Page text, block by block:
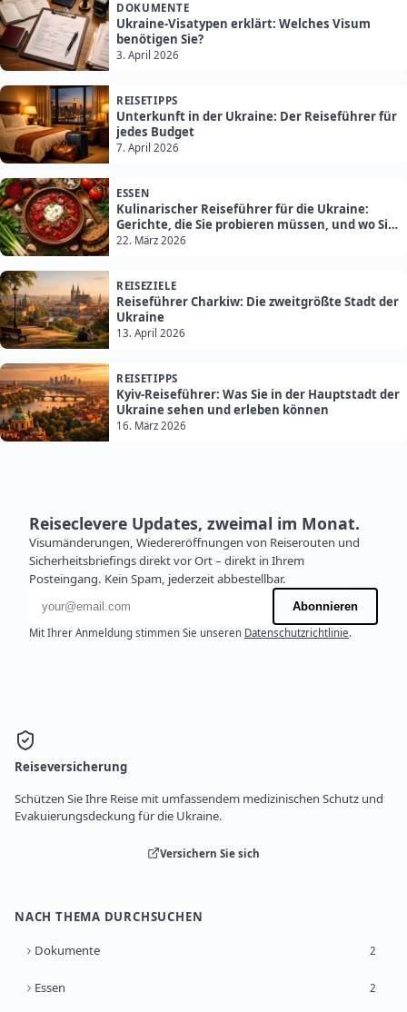
DOKUMENTE
Ukraine-Visatypen erklärt: Welches Visum
benötigen Sie?
3. April 2026
REISETIPPS
Unterkunft in der Ukraine: Der Reiseführer für
jedes Budget
7. April 2026
ESSEN
Kulinarischer Reiseführer für die Ukraine:
Gerichte, die Sie probieren müssen, und wo Sie
diese finden
22. März 2026
REISEZIELE
Reiseführer Charkiw: Die zweitgrößte Stadt der
Ukraine
13. April 2026
REISETIPPS
Kyiv-Reiseführer: Was Sie in der Hauptstadt der
Ukraine sehen und erleben können
16. März 2026
Reiseclevere Updates, zweimal im Monat.
Visumänderungen, Wiedereröffnungen von Reiserouten und
Sicherheitsbriefings direkt vor Ort – direkt in Ihrem
Posteingang. Kein Spam, jederzeit abbestellbar.
E-Mail-Adresse
Abonnieren
Mit Ihrer Anmeldung stimmen Sie unseren Datenschutzrichtlinie.
Reiseversicherung
Schützen Sie Ihre Reise mit umfassendem medizinischen Schutz und
Evakuierungsdeckung für die Ukraine.
Versichern Sie sich
NACH THEMA DURCHSUCHEN
Dokumente 2
Essen 2